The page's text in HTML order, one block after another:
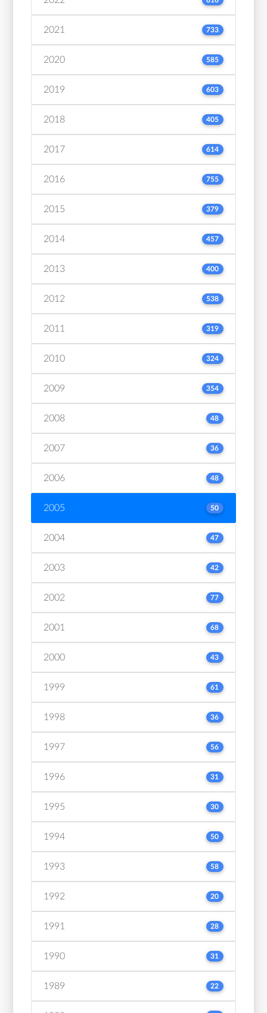
2021 733
2020 585
2019 603
2018 405
2017 614
2016 755
2015 379
2014 457
2013 400
2012 538
2011 319
2010 324
2009 354
2008 48
2007 36
2006 48
2005 50
2004 47
2003 42
2002 77
2001 68
2000 43
1999 61
1998 36
1997 56
1996 31
1995 30
1994 50
1993 58
1992 20
1991 28
1990 31
1989 22